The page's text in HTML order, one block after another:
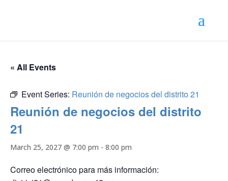
« All Events
Event Series: Reunión de negocios del distrito 21
Reunión de negocios del distrito
21
March 25, 2027 @ 7:00 pm - 8:00 pm
Correo electrónico para más información: